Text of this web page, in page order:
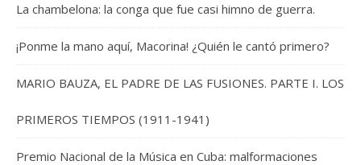
La chambelona: la conga que fue casi himno de guerra.
¡Ponme la mano aquí, Macorina! ¿Quién le cantó primero?
MARIO BAUZA, EL PADRE DE LAS FUSIONES. PARTE I. LOS
PRIMEROS TIEMPOS (1911-1941)
Premio Nacional de la Música en Cuba: malformaciones